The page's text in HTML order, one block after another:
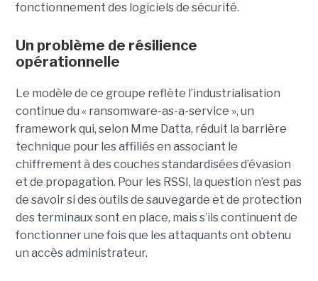
fonctionnement des logiciels de sécurité.
Un problème de résilience
opérationnelle
Le modèle de ce groupe reflète l’industrialisation
continue du « ransomware-as-a-service », un
framework qui, selon Mme Datta, réduit la barrière
technique pour les affiliés en associant le
chiffrement à des couches standardisées d’évasion
et de propagation. Pour les RSSI, la question n’est pas
de savoir si des outils de sauvegarde et de protection
des terminaux sont en place, mais s’ils continuent de
fonctionner une fois que les attaquants ont obtenu
un accès administrateur.